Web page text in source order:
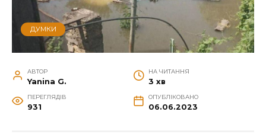
ДУМКИ
АВТОР
Yanina G.
НА ЧИТАННЯ
3 хв
ПЕРЕГЛЯДІВ
931
ОПУБЛІКОВАНО
06.06.2023